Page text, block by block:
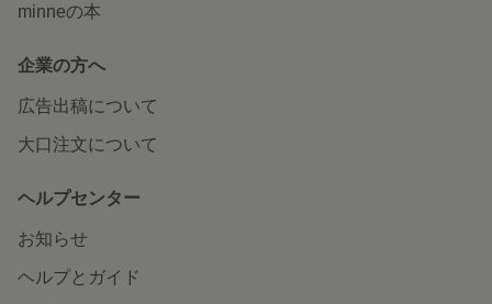
minneの本
企業の方へ
広告出稿について
大口注文について
ヘルプセンター
お知らせ
ヘルプとガイド